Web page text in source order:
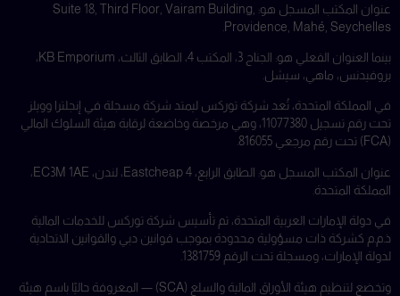
عنوان المكتب المسجل هو: Suite 18, Third Floor, Vairam Building,
Providence, Mahé, Seychelles.
بينما العنوان الفعلي هو: الجناح 3، المكتب 4، الطابق الثالث، KB Emporium،
بروفيدنس، ماهي، سيشل.
في المملكة المتحدة، تُعد شركة توركس ليمتد شركة مسجلة في إنجلترا وويلز
تحت رقم تسجيل 11077380، وهي مرخصة وخاضعة لرقابة هيئة السلوك المالي
(FCA) تحت رقم مرجعي 816055.
عنوان المكتب المسجل هو: الطابق الرابع، 4 Eastcheap، لندن، EC3M 1AE،
المملكة المتحدة.
في دولة الإمارات العربية المتحدة، تم تأسيس شركة توركس للخدمات المالية
ذ.م.م كشركة ذات مسؤولية محدودة بموجب قوانين دبي والقوانين الاتحادية
لدولة الإمارات، ومسجلة تحت الرقم 1381759.
وتخضع لتنظيم هيئة الأوراق المالية والسلع (SCA) — المعروفة حاليًا باسم هيئة